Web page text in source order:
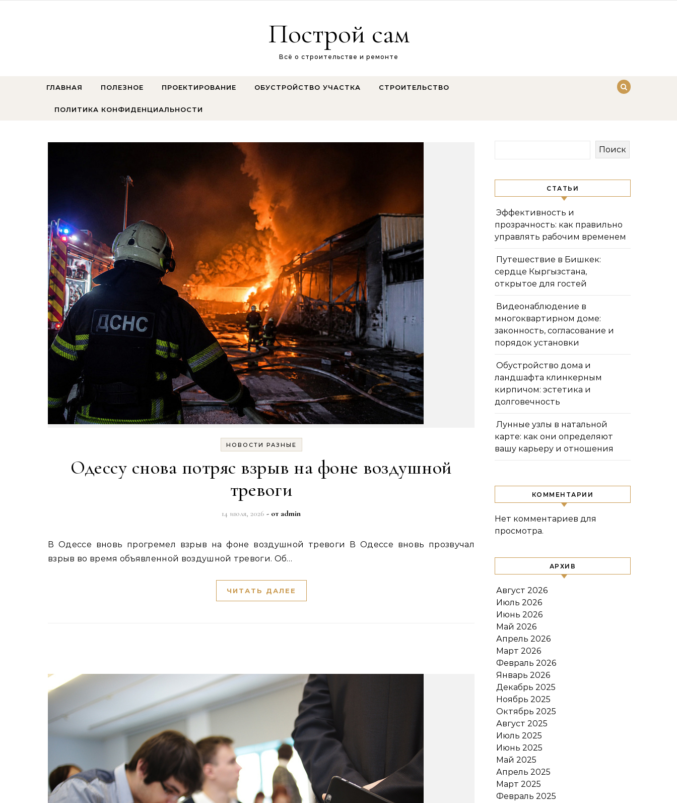
Построй сам
Всё о строительстве и ремонте
ГЛАВНАЯ ПОЛЕЗНОЕ ПРОЕКТИРОВАНИЕ ОБУСТРОЙСТВО УЧАСТКА СТРОИТЕЛЬСТВО
ПОЛИТИКА КОНФИДЕНЦИАЛЬНОСТИ
НОВОСТИ РАЗНЫЕ
Одессу снова потряс взрыв на фоне воздушной
тревоги
14 июля, 2026 - от admin
В Одессе вновь прогремел взрыв на фоне воздушной тревоги В Одессе вновь прозвучал
взрыв во время объявленной воздушной тревоги. Об…
ЧИТАТЬ ДАЛЕЕ
Поиск
СТАТЬИ
Эффективность и
прозрачность: как правильно
управлять рабочим временем
Путешествие в Бишкек:
сердце Кыргызстана,
открытое для гостей
Видеонаблюдение в
многоквартирном доме:
законность, согласование и
порядок установки
Обустройство дома и
ландшафта клинкерным
кирпичом: эстетика и
долговечность
Лунные узлы в натальной
карте: как они определяют
вашу карьеру и отношения
КОММЕНТАРИИ
Нет комментариев для
просмотра.
АРХИВ
Август 2026
Июль 2026
Июнь 2026
Май 2026
Апрель 2026
Март 2026
Февраль 2026
Январь 2026
Декабрь 2025
Ноябрь 2025
Октябрь 2025
Август 2025
Июль 2025
Июнь 2025
Май 2025
Апрель 2025
Март 2025
Февраль 2025